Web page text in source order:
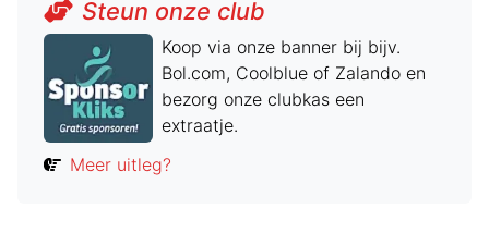
Steun onze club
Koop via onze banner bij bijv.
Bol.com, Coolblue of Zalando en
bezorg onze clubkas een
extraatje.
Meer uitleg?